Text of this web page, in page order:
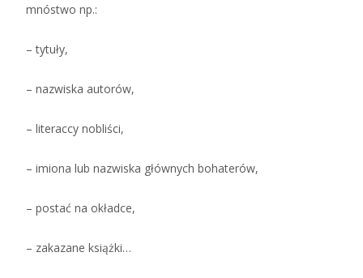
mnóstwo np.:
– tytuły,
– nazwiska autorów,
– literaccy nobliści,
– imiona lub nazwiska głównych bohaterów,
– postać na okładce,
– zakazane książki…